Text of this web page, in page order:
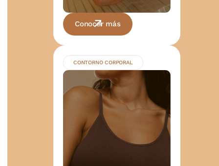
Conocer más
CONTORNO CORPORAL